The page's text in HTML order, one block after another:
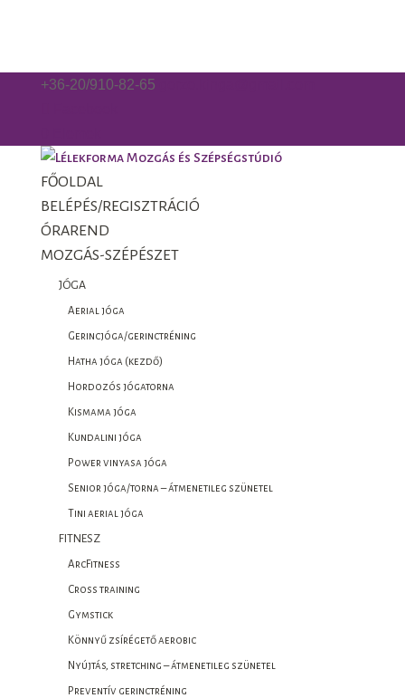
+36-20/910-82-65
FŐOLDAL
BELÉPÉS/REGISZTRÁCIÓ
ÓRAREND
MOZGÁS-SZÉPÉSZET
JÓGA
Aerial jóga
Gerincjóga/gerinctréning
Hatha jóga (kezdő)
Hordozós jógatorna
Kismama jóga
Kundalini jóga
Power vinyasa jóga
Senior jóga/torna – átmenetileg szünetel
Tini aerial jóga
FITNESZ
ArcFitness
Cross training
Gymstick
Könnyű zsírégető aerobic
Nyújtás, stretching – átmenetileg szünetel
Preventív gerinctréning